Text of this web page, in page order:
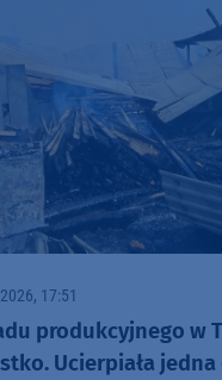
17:51
produkcyjnego w
Ucierpiała jedna